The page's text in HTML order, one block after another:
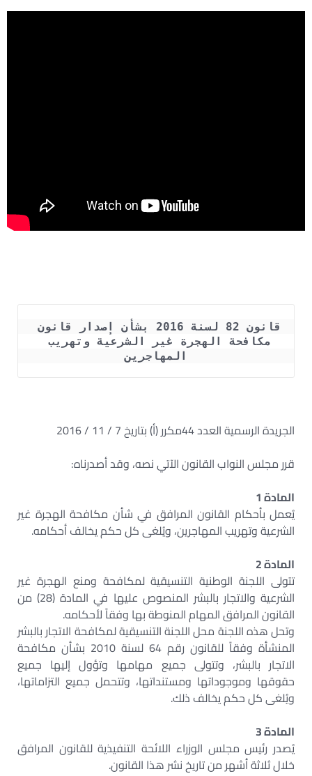
المهاجرين
الجريدة الرسمية العدد 44مكرر (أ) بتاريخ 7 / 11 / 2016
قرر مجلس النواب القانون الآتي نصه، وقد أصدرناه:
المادة 1
يُعمل بأحكام القانون المرافق في شأن مكافحة الهجرة غير
الشرعية وتهريب المهاجرين، ويُلغى كل حكم يخالف أحكامه.
المادة 2
تتولى اللجنة الوطنية التنسيقية لمكافحة ومنع الهجرة غير
الشرعية والاتجار بالبشر المنصوص عليها في المادة (28) من
القانون المرافق المهام المنوطة بها وفقاً لأحكامه.
وتحل هذه اللجنة محل اللجنة التنسيقية لمكافحة الاتجار بالبشر
المنشأة وفقاً للقانون رقم 64 لسنة 2010 بشأن مكافحة
الاتجار بالبشر، وتتولى جميع مهامها وتؤول إليها جميع
حقوقها وموجوداتها ومستنداتها، وتتحمل جميع التزاماتها،
ويُلغى كل حكم يخالف ذلك.
المادة 3
يُصدر رئيس مجلس الوزراء اللائحة التنفيذية للقانون المرافق
خلال ثلاثة أشهر من تاريخ نشر هذا القانون.